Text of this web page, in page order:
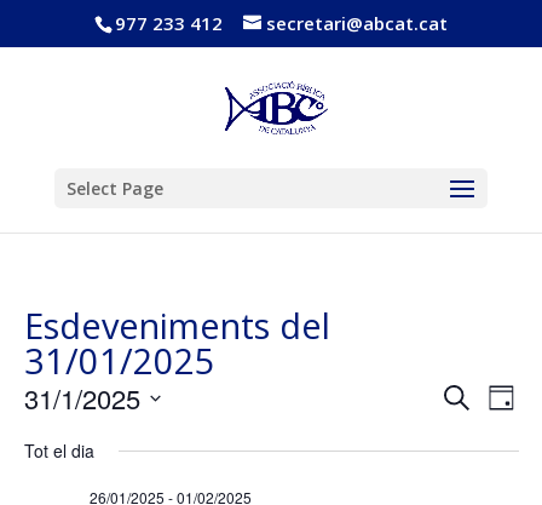
977 233 412 secretari@abcat.cat
Select Page
Esdeveniments del
31/01/2025
visual
i
Cerca
de
Dia
31/1/2025
una
Tot el dia
26/01/2025 -01/02/2025